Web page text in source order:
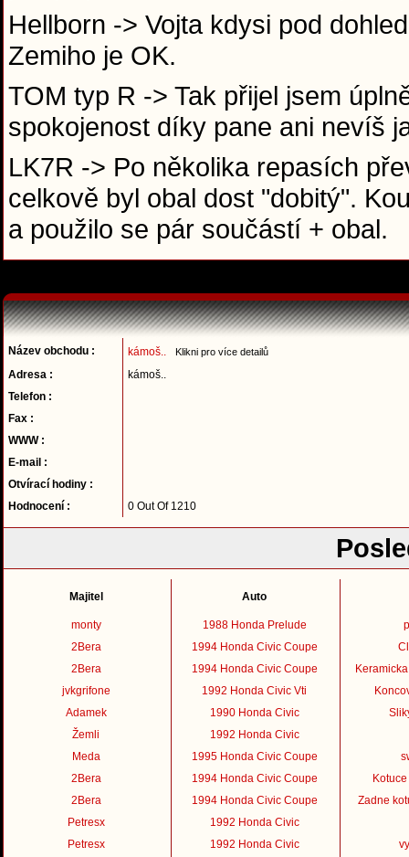
Hellborn -> Vojta kdysi pod
Zemiho je OK.
TOM typ R -> Tak přijel jsem
spokojenost díky pane ani nevíš
LK7R -> Po několika repasích
celkově byl obal dost "dobitý".
a použilo se pár součástí + obal.
Název obchodu : kámoš.. Klikni pro více detailů
Adresa :
kámoš..
Telefon :
Fax :
WWW :
E-mail :
Otvírací hodiny :
Hodnocení :
0 Out Of 1210
Majitel Auto
monty 1988 Honda Prelude
2Bera
1994 Honda Civic Coupe
2Bera
1994 Honda Civic Coupe
jvkgrifone
1992 Honda Civic Vti
Adamek
1990 Honda Civic
Žemli
1992 Honda Civic
Meda
1995 Honda Civic Coupe
2Bera
1994 Honda Civic Coupe
2Bera
1994 Honda Civic Coupe
Zadne
Petresx
1992 Honda Civic
Petresx
1992 Honda Civic